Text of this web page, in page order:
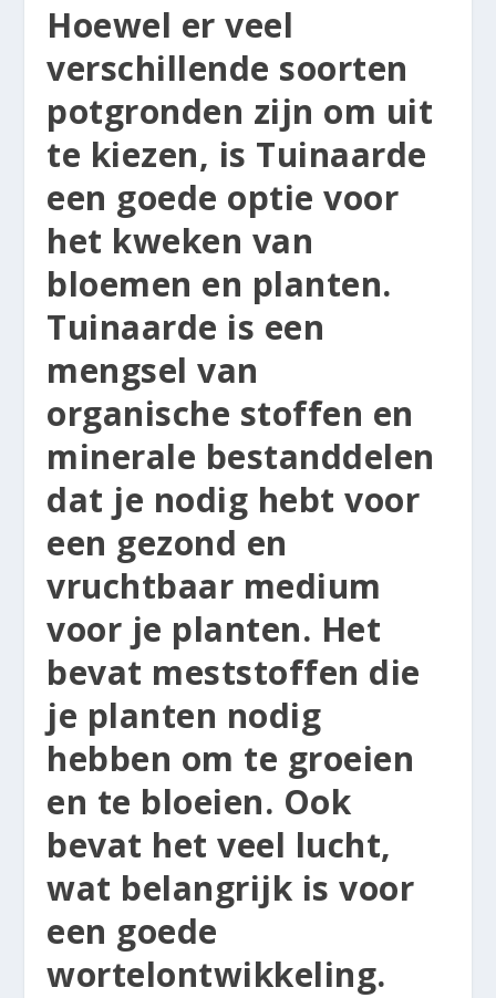
Hoewel er veel
verschillende soorten
potgronden zijn om uit
te kiezen, is Tuinaarde
een goede optie voor
het kweken van
bloemen en planten.
Tuinaarde is een
mengsel van
organische stoffen en
minerale bestanddelen
dat je nodig hebt voor
een gezond en
vruchtbaar medium
voor je planten. Het
bevat meststoffen die
je planten nodig
hebben om te groeien
en te bloeien. Ook
bevat het veel lucht,
wat belangrijk is voor
een goede
wortelontwikkeling.